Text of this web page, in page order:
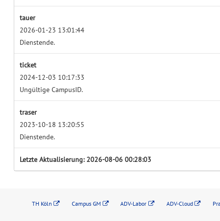
tauer
2026-01-23 13:01:44
Dienstende.
ticket
2024-12-03 10:17:33
Ungültige CampusID.
traser
2023-10-18 13:20:55
Dienstende.
Letzte Aktualisierung: 2026-08-06 00:28:03
TH Köln Campus GM ADV-Labor ADV-Cloud